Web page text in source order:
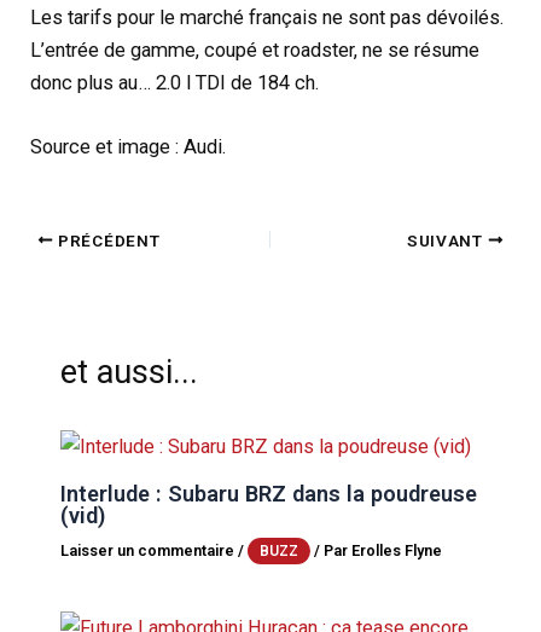
Les tarifs pour le marché français ne sont pas dévoilés.
L’entrée de gamme, coupé et roadster, ne se résume
donc plus au… 2.0 l TDI de 184 ch.
Source et image : Audi.
PRÉCÉDENT SUIVANT
et aussi...
Interlude : Subaru BRZ dans la poudreuse
(vid)
Laisser un commentaire / BUZZ / Par Erolles Flyne